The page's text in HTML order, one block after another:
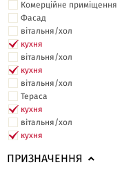
Комерційне приміщення
Фасад
вітальня/хол
кухня
вітальня/хол
кухня
вітальня/хол
Тераса
кухня
вітальня/хол
кухня
ПРИЗНАЧЕННЯ